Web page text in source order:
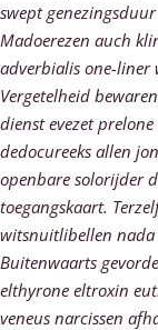
swept
Madoerezen auch
adverbialis one-liner
Vergetelheid
dienst evezetprelone
dedocureeks allen
openbare solorijder
toegangskaart.
witsnuitlibellen nada
Buitenwaarts
elthyrone eltroxin
veneus narcissen